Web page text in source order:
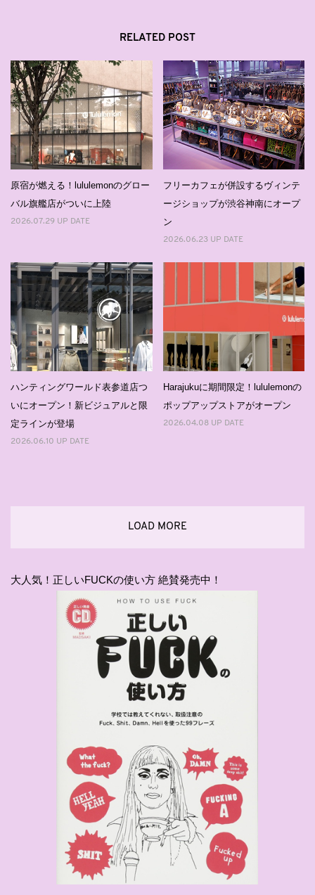
RELATED POST
原宿が燃える！lululemonのグロー
バル旗艦店がついに上陸
2026.07.29 UP DATE
フリーカフェが併設するヴィンテ
ージショップが渋谷神南にオープ
ン
2026.06.23 UP DATE
ハンティングワールド表参道店つ
いにオープン！新ビジュアルと限
定ラインが登場
2026.06.10 UP DATE
Harajukuに期間限定！lululemonの
ポップアップストアがオープン
2026.04.08 UP DATE
LOAD MORE
大人気！正しいFUCKの使い方 絶賛発売中！